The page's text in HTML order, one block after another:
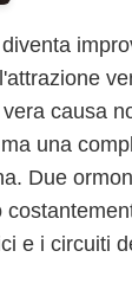
causa
una
Due
e i circuiti